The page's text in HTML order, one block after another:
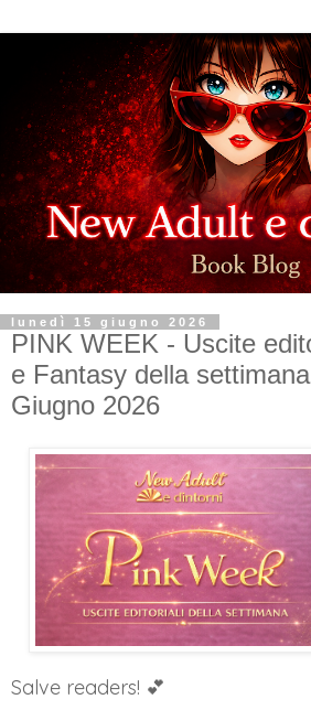
lunedì 15 giugno 2026
PINK WEEK - Uscite
e Fantasy della
Giugno 2026
Salve readers! 💕